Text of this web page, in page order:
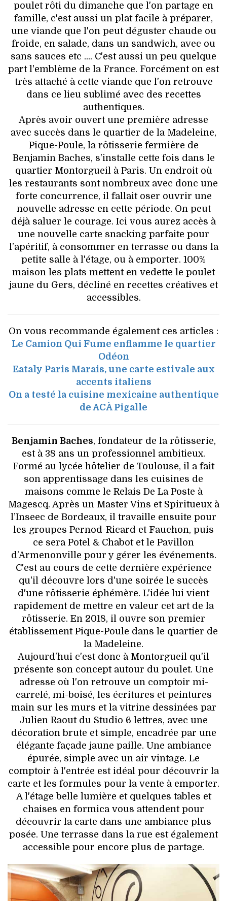
poulet rôti du dimanche que l'on partage en
famille, c'est aussi un plat facile à préparer,
une viande que l'on peut déguster chaude ou
froide, en salade, dans un sandwich, avec ou
sans sauces etc .... C'est aussi un peu quelque
part l'emblème de la France. Forcément on est
très attaché à cette viande que l'on retrouve
dans ce lieu sublimé avec des recettes
authentiques.
Après avoir ouvert une première adresse
avec succès dans le quartier de la Madeleine,
Pique-Poule, la rôtisserie fermière de
Benjamin Baches, s'installe cette fois dans le
quartier Montorgueil à Paris. Un endroit où
les restaurants sont nombreux avec donc une
forte concurrence, il fallait oser ouvrir une
nouvelle adresse en cette période. On peut
déjà saluer le courage. Ici vous aurez accès à
une nouvelle carte snacking parfaite pour
l’apéritif, à consommer en terrasse ou dans la
petite salle à l'étage, ou à emporter. 100%
maison les plats mettent en vedette le poulet
jaune du Gers, décliné en recettes créatives et
accessibles.
On vous recommande également ces articles :
Le Camion Qui Fume enflamme le quartier
Odéon
Eataly Paris Marais, une carte estivale aux
accents italiens
On a testé la cuisine mexicaine authentique
de ACÀ Pigalle
Benjamin Baches, fondateur de la rôtisserie,
est à 38 ans un professionnel ambitieux.
Formé au lycée hôtelier de Toulouse, il a fait
son apprentissage dans les cuisines de
maisons comme le Relais De La Poste à
Magescq. Après un Master Vins et Spiritueux à
l’Inseec de Bordeaux, il travaille ensuite pour
les groupes Pernod-Ricard et Fauchon, puis
ce sera Potel & Chabot et le Pavillon
d’Armenonville pour y gérer les événements.
C'est au cours de cette dernière expérience
qu'il découvre lors d'une soirée le succès
d'une rôtisserie éphémère. L'idée lui vient
rapidement de mettre en valeur cet art de la
rôtisserie. En 2018, il ouvre son premier
établissement Pique-Poule dans le quartier de
la Madeleine.
Aujourd'hui c'est donc à Montorgueil qu'il
présente son concept autour du poulet. Une
adresse où l'on retrouve un comptoir mi-
carrelé, mi-boisé, les écritures et peintures
main sur les murs et la vitrine dessinées par
Julien Raout du Studio 6 lettres, avec une
décoration brute et simple, encadrée par une
élégante façade jaune paille. Une ambiance
épurée, simple avec un air vintage. Le
comptoir à l'entrée est idéal pour découvrir la
carte et les formules pour la vente à emporter.
A l'étage belle lumière et quelques tables et
chaises en formica vous attendent pour
découvrir la carte dans une ambiance plus
posée. Une terrasse dans la rue est également
accessible pour encore plus de partage.